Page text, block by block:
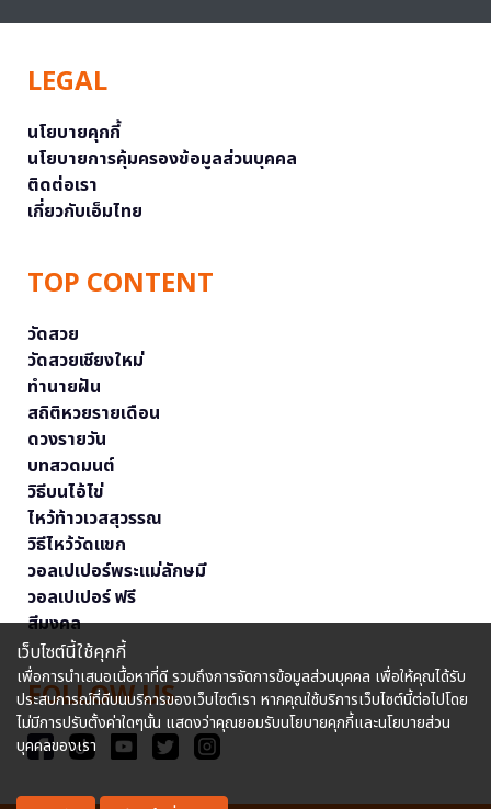
LEGAL
นโยบายคุกกี้
นโยบายการคุ้มครองข้อมูลส่วนบุคคล
ติดต่อเรา
เกี่ยวกับเอ็มไทย
TOP CONTENT
วัดสวย
วัดสวยเชียงใหม่
ทำนายฝัน
สถิติหวยรายเดือน
ดวงรายวัน
บทสวดมนต์
วิธีบนไอ้ไข่
ไหว้ท้าวเวสสุวรรณ
วิธีไหว้วัดแขก
วอลเปเปอร์พระแม่ลักษมี
วอลเปเปอร์ ฟรี
สีมงคล
FOLLOW US
เว็บไซต์นี้ใช้คุกกี้
เพื่อการนำเสนอเนื้อหาที่ดี รวมถึงการจัดการข้อมูลส่วนบุคคล เพื่อให้คุณได้รับ
ประสบการณ์ที่ดีบนบริการของเว็บไซต์เรา หากคุณใช้บริการเว็บไซต์นี้ต่อไปโดย
ไม่มีการปรับตั้งค่าใดๆนั้น แสดงว่าคุณยอมรับนโยบายคุกกี้และนโยบายส่วน
บุคคลของเรา